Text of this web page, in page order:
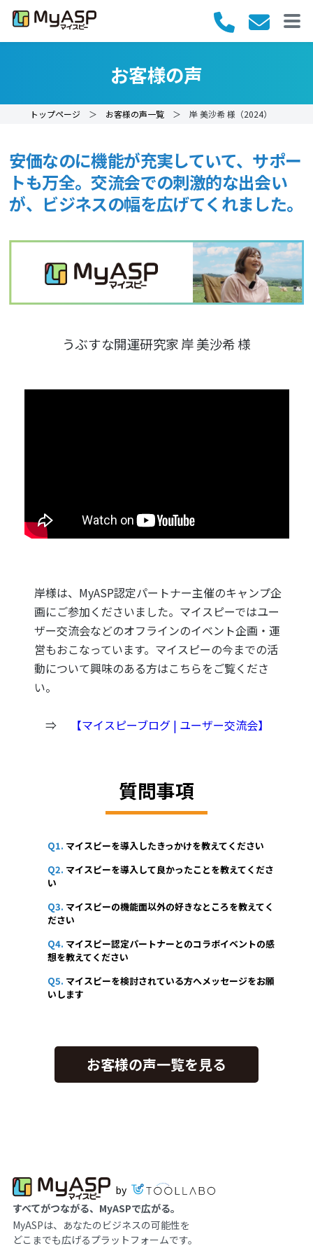
お客様の声
トップページ ＞ お客様の声一覧 ＞ 岸 美沙希 様（2024）
安価なのに機能が充実していて、サポー
トも万全。交流会での刺激的な出会い
が、ビジネスの幅を広げてくれました。
うぶすな開運研究家 岸 美沙希 様
岸様は、MyASP認定パートナー主催のキャンプ企
画にご参加くださいました。マイスピーではユー
ザー交流会などのオフラインのイベント企画・運
営もおこなっています。マイスピーの今までの活
動について興味のある方はこちらをご覧くださ
い。
⇒ 【マイスピーブログ | ユーザー交流会】
質問事項
Q1. マイスピーを導入したきっかけを教えてください
Q2. マイスピーを導入して良かったことを教えてくださ
い
Q3. マイスピーの機能面以外の好きなところを教えてく
ださい
Q4. マイスピー認定パートナーとのコラボイベントの感
想を教えてください
Q5. マイスピーを検討されている方へメッセージをお願
いします
お客様の声一覧を見る
by
すべてがつながる、MyASPで広がる。
MyASPは、あなたのビジネスの可能性を
どこまでも広げるプラットフォームです。